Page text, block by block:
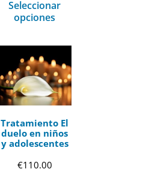
Seleccionar
opciones
Tratamiento El
duelo en niños
y adolescentes
€110.00